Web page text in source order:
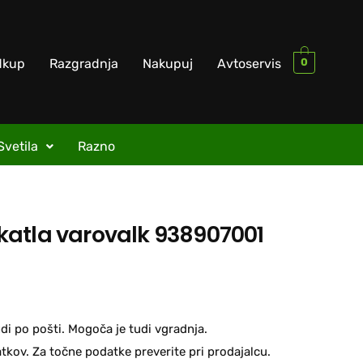
Razgradnja Nakupuj Avtoservis 0
Razno
varovalk 938907001
po pošti. Mogoča je tudi vgradnja.
Za točne podatke preverite pri prodajalcu.